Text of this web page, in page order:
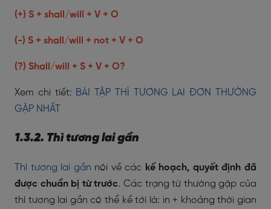
(+) S + shall/will + V + O
(-) S + shall/will + not + V + O
(?) Shall/will + S + V + O?
Xem chi tiết: BÀI TẬP THÌ TƯƠNG LAI ĐƠN THƯỜNG
GẶP NHẤT
1.3.2. Thì tương lai gần
Thì tương lai gần nói về các kế hoạch, quyết định đã
được chuẩn bị từ trước. Các trạng từ thường gặp của
thì tương lai gần có thể kể tới là: in + khoảng thời gian